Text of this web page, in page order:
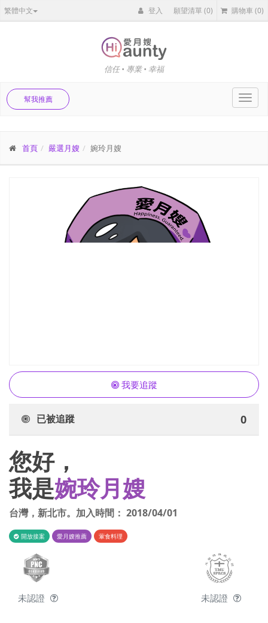
繁體中文 登入 願望清單(0) 購物車 (0)
信任 • 專業 • 幸福
幫我推薦
首頁 嚴選月嫂 婉玲月嫂
我要追蹤
已被追蹤 0
您好，
我是婉玲月嫂
台灣， 新北市。加入時間： 2018/04/01
開放接案 愛月嫂推薦 葷食料理
未認證 未認證